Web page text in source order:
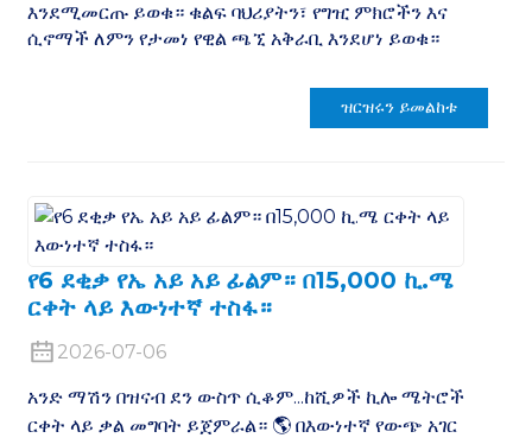
እንደሚመርጡ ይወቁ። ቁልፍ ባህሪያትን፣ የግዢ ምክሮችን እና
ሲኖማች ለምን የታመነ የዊል ጫኚ አቅራቢ እንደሆነ ይወቁ።
ዝርዝሩን ይመልከቱ
የ6 ደቂቃ የኤ አይ አይ ፊልም። በ15,000 ኪ.ሜ
ርቀት ላይ እውነተኛ ተስፋ።
2026-07-06
አንድ ማሽን በዝናብ ደን ውስጥ ሲቆም...ከሺዎች ኪሎ ሜትሮች
ርቀት ላይ ቃል መግባት ይጀምራል። 🌎 በእውነተኛ የውጭ አገር